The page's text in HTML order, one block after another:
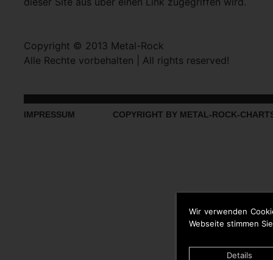
Wir verwenden
Webseite stimmen
Details
Copyright © 2013 Metal-Rock
Alle Rechte vorbehalten | All rights reserved!
IMPRESSUM COPYRIGHT BY METAL-ROCK-